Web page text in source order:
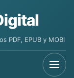
PDF, EPUB y MOBI